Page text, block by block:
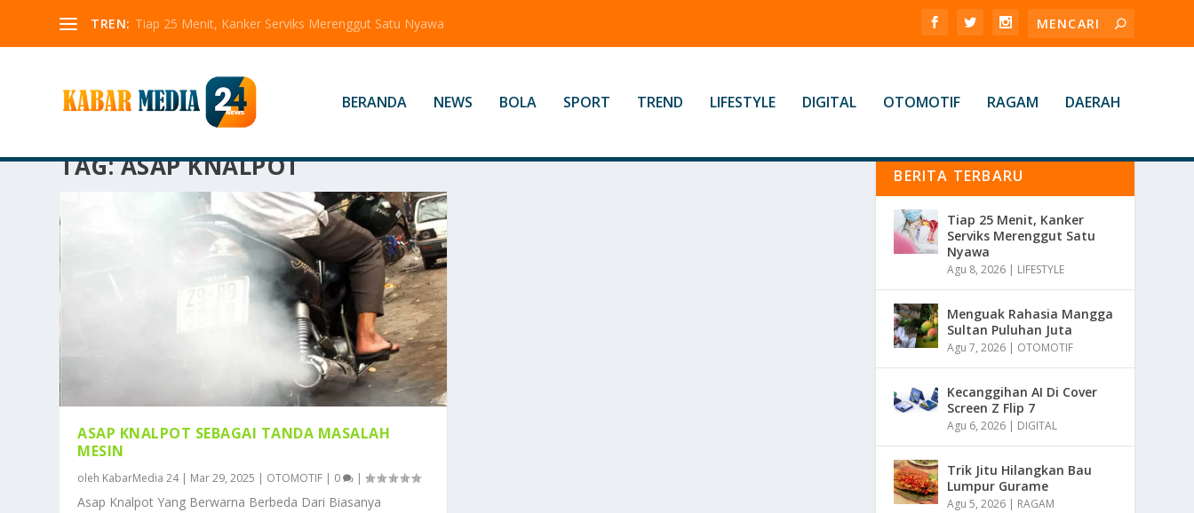
TREN: Tiap 25 Menit, Kanker Serviks Merenggut Satu Nyawa
BERANDA NEWS BOLA SPORT TREND LIFESTYLE DIGITAL OTOMOTIF RAGAM DAERAH
TAG:ASAP KNALPOT
ASAP KNALPOT SEBAGAI TANDA MASALAH
MESIN
oleh KabarMedia 24| Mar 29, 2025 OTOMOTIF 0 |
Asap Knalpot Yang Berwarna Berbeda Dari Biasanya
BERITA TERBARU
Tiap 25 Menit, Kanker
Serviks Merenggut Satu
Nyawa
Agu 8, 2026 | LIFESTYLE
Menguak Rahasia Mangga
Sultan Puluhan Juta
Agu 7, 2026 | OTOMOTIF
Kecanggihan AI Di Cover
Screen Z Flip 7
Agu 6, 2026 | DIGITAL
Trik Jitu Hilangkan Bau
Lumpur Gurame
Agu 5, 2026 | RAGAM